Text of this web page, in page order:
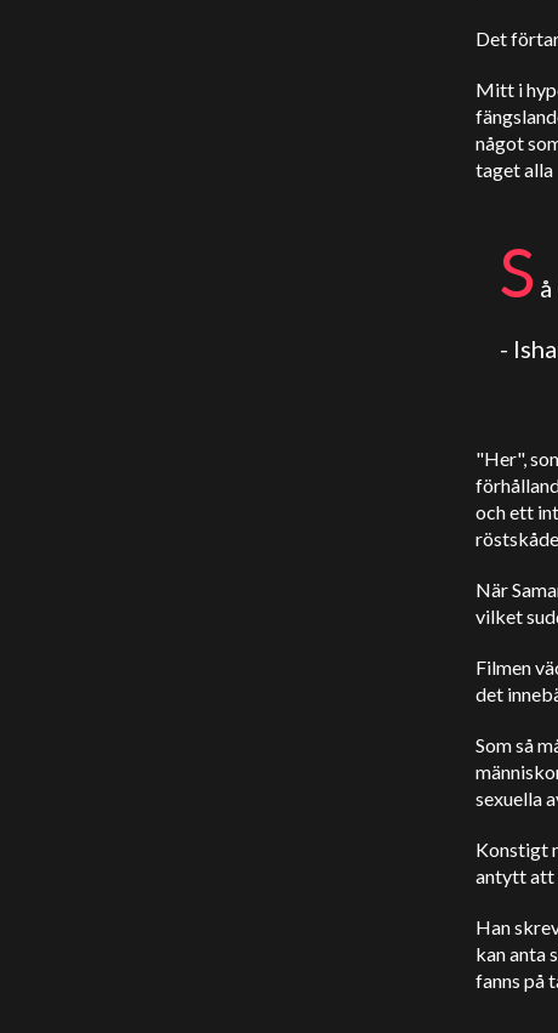
Det
Mitt i
något
taget alla
S
-
"Her",
och ett
När
vilket
Filmen
det
Som så
sexuella
Konstigt
antytt att
Han
kan anta
fanns på